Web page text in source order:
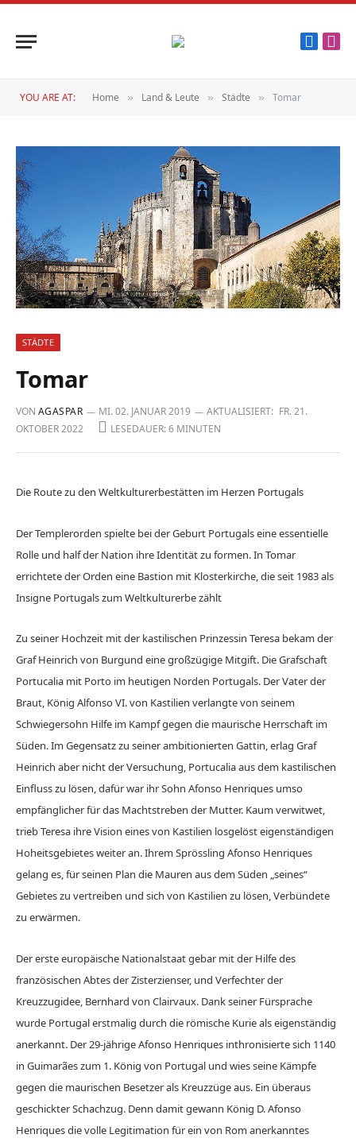
YOU ARE AT: Home » Land & Leute » Städte » Tomar
STÄDTE
Tomar
VON AGASPAR MI. 02. JANUAR 2019 AKTUALISIERT: FR. 21.
OKTOBER 2022
LESEDAUER: 6 MINUTEN
Die Route zu den Weltkulturerbestätten im Herzen Portugals
Der Templerorden spielte bei der Geburt Portugals eine essentielle
Rolle und half der Nation ihre Identität zu formen. In Tomar
errichteteder Orden eine Bastion mit Klosterkirche, die seit 1983 als
Insigne Portugals zum Weltkulturerbe zählt
Zu seiner Hochzeit mit der kastilischen Prinzessin Teresa bekam der
Graf Heinrich von Burgund eine großzügige Mitgift. Die Grafschaft
Portucalia mit Porto im heutigen Norden Portugals. Der Vater der
Braut, König Alfonso VI. von Kastilien verlangte von seinem
Schwiegersohn Hilfe im Kampf gegen die maurische Herrschaft im
Süden. Im Gegensatz zu seiner ambitionierten Gattin, erlag Graf
Heinrich aber nicht der Versuchung, Portucalia aus dem kastilischen
Einfluss zu lösen, dafür war ihr Sohn Afonso Henriques umso
empfänglicher für das Machtstreben der Mutter. Kaum verwitwet,
trieb Teresa ihre Vision eines von Kastilien losgelöst eigenständigen
Hoheitsgebietes weiter an. Ihrem Sprössling Afonso Henriques
gelang es, für seinen Plan die Mauren aus dem Süden „seines“
Gebietes zu vertreiben und sich von Kastilien zu lösen, Verbündete
zu erwärmen.
Der erste europäische Nationalstaat gebar mit der Hilfe des
französischen Abtes der Zisterzienser, und Verfechter der
Kreuzzugidee, Bernhard von Clairvaux. Dank seiner Fürsprache
wurde Portugal erstmalig durch die römische Kurie als eigenständig
anerkannt. Der 29-jährige Afonso Henriques inthronisierte sich 1140
in Guimarães zum 1. König von Portugal und wies seine Kämpfe
gegen die maurischen Besetzer als Kreuzzüge aus. Ein überaus
geschickter Schachzug. Denn damit gewann König D. Afonso
Henriques die volle Legitimation für ein von Rom anerkanntes